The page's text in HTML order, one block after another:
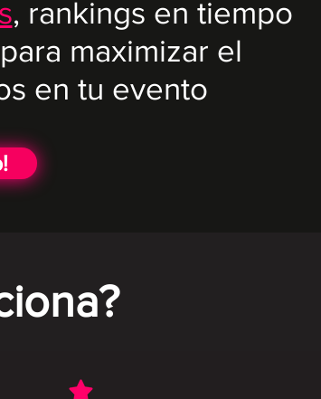
, rankings en tiempo
maximizar el
en tu evento